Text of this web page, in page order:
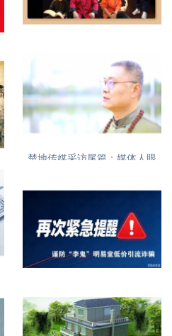
楚地传媒采访尾篇：媒体人眼
再次紧急提醒，谨防诈骗